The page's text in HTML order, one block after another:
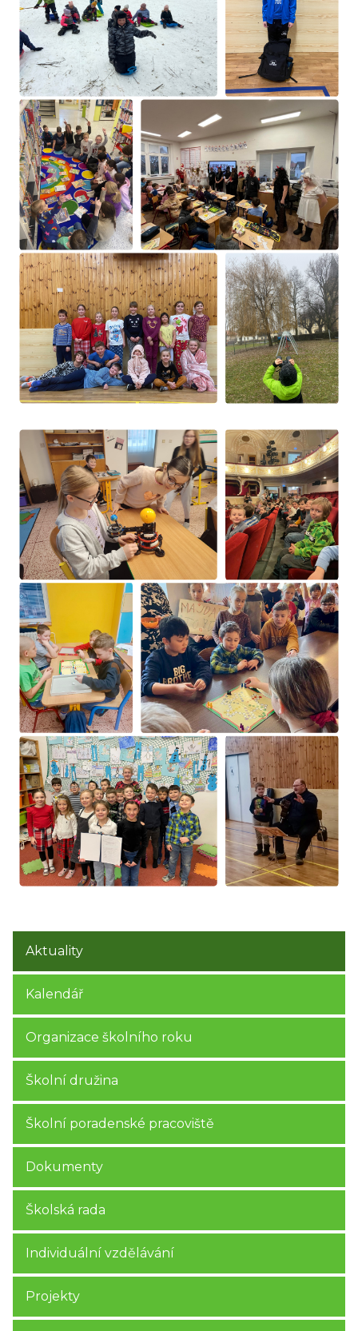
Aktuality
Kalendář
Organizace školního roku
Školní družina
Školní poradenské pracoviště
Dokumenty
Školská rada
Individuální vzdělávání
Projekty